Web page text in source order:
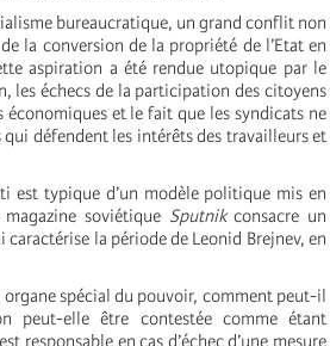
bureaucratique, un grand conflit non
la conversion de la propriété de l’Etat en
aspiration a été rendue utopique par le
les échecs de la participation des citoyens
économiques et le fait que les syndicats ne
défendent les intérêts des travailleurs et
est typique d’un modèle politique mis en
soviétique Sputnikconsacre un
la période de Leonid Brejnev, en
spécial du pouvoir, comment peut-il
peut-elle être contestée comme étant
responsable en cas d’échec d’une mesure